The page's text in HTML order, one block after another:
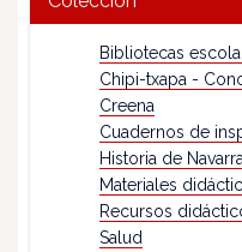
Bibliotecas
Chipi-txapa -
Creena
Cuadernos de
Historia de Navarra
Materiales
Recursos
Salud